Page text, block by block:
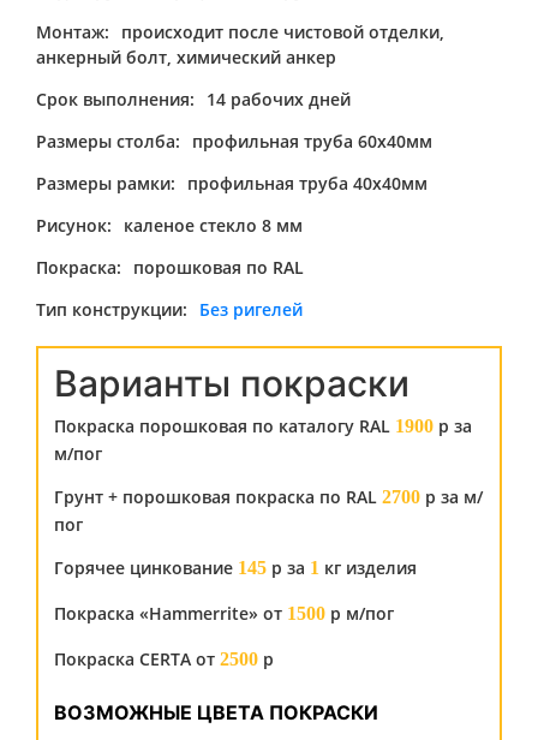
Монтаж:
происходит после чистовой отделки,
анкерный болт, химический анкер
Срок выполнения:
14 рабочих дней
Размеры столба:
профильная труба 60х40мм
Размеры рамки:
профильная труба 40х40мм
Рисунок:
каленое стекло 8 мм
Покраска:
порошковая по RAL
Тип конструкции:
Без ригелей
Варианты покраски
Покраска порошковая по каталогу RAL 1900 р за
м/пог
Грунт + порошковая покраска по RAL 2700 р за м/
пог
Горячее цинкование 145 р за 1 кг изделия
Покраска «Hammerrite» от 1500 р м/пог
Покраска CERTA от 2500 р
ВОЗМОЖНЫЕ ЦВЕТА ПОКРАСКИ